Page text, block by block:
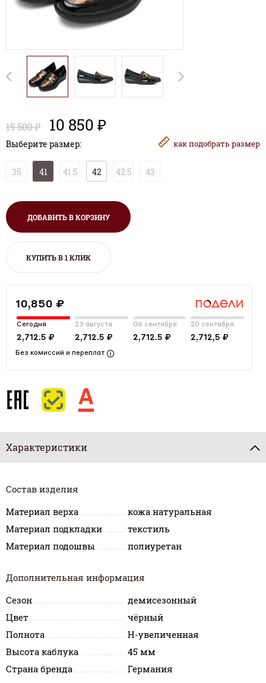
15 500 ₽ 10 850 ₽
Выберите размер: какподобрать размер
35 41 41.5 42 42.5 43
ДОБАВИТЬ В КОРЗИНУ
КУПИТЬ В 1 КЛИК
10,850 ₽
Сегодня
2,712.5 ₽
23 августа
2,712.5 ₽
06 сентября
2,712.5 ₽
20 сентября
2,712,5 ₽
Без комиссий и переплат
Характеристики
Состав изделия
Материал верха
кожа натуральная
Материал подкладки
текстиль
Материал подошвы
полиуретан
Дополнительная информация
Сезон
демисезонный
Цвет
чёрный
Полнота
H-увеличенная
Высота каблука
45 мм
Страна бренда
Германия